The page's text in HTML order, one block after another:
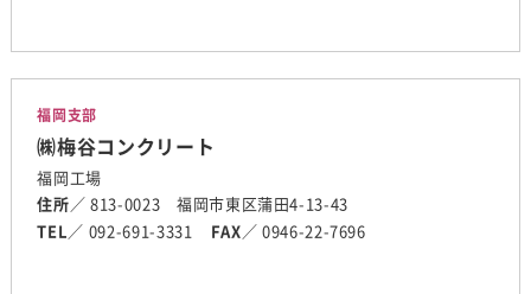
福岡支部
㈱梅谷コンクリート
福岡工場
住所／ 813-0023 福岡市東区蒲田4-13-43
TEL／ 092-691-3331 FAX／ 0946-22-7696